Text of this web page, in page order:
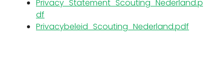
Privacy_Statement_Scouting_Nederland.p
df
Privacybeleid_Scouting_Nederland.pdf